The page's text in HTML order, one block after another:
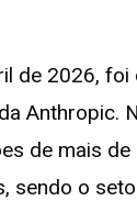
de 2026,
Anthropic.
de mais
sendo o